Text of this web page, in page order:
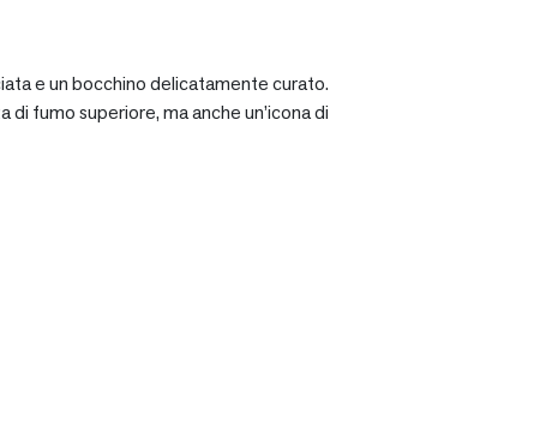
e un bocchino delicatamente curato.
fumo superiore, ma anche un’icona di